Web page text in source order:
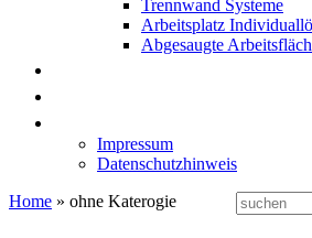
Trennwand Systeme
Arbeitsplatz
Abgesaugte
Impressum
Datenschutzhinweis
Home » ohne Katerogie